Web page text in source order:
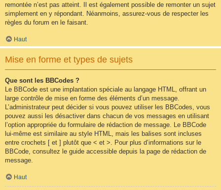
remontée n’est pas atteint. Il est également possible de remonter un sujet
simplement en y répondant. Néanmoins, assurez-vous de respecter les
règles du forum en le faisant.
Haut
Mise en forme et types de sujets
Que sont les BBCodes ?
Le BBCode est une implantation spéciale au langage HTML, offrant un
large contrôle de mise en forme des éléments d’un message.
L’administrateur peut décider si vous pouvez utiliser les BBCodes, vous
pouvez aussi les désactiver dans chacun de vos messages en utilisant
l’option appropriée du formulaire de rédaction de message. Le BBCode
lui-même est similaire au style HTML, mais les balises sont incluses
entre crochets [ et ] plutôt que < et >. Pour plus d’informations sur le
BBCode, consultez le guide accessible depuis la page de rédaction de
message.
Haut